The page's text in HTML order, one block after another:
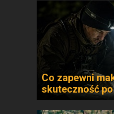
Co zapewni
skuteczność